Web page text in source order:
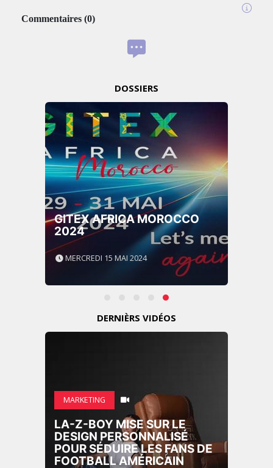
Commentaires (0)
DOSSIERS
GITEX AFRICA MOROCCO
2024
MERCREDI 15 MAI 2024
DERNIÈRS VIDÉOS
MARKETING
LA-Z-BOY MISE SUR LE
DESIGN PERSONNALISÉ
POUR SÉDUIRE LES FANS DE
FOOTBALL AMÉRICAIN